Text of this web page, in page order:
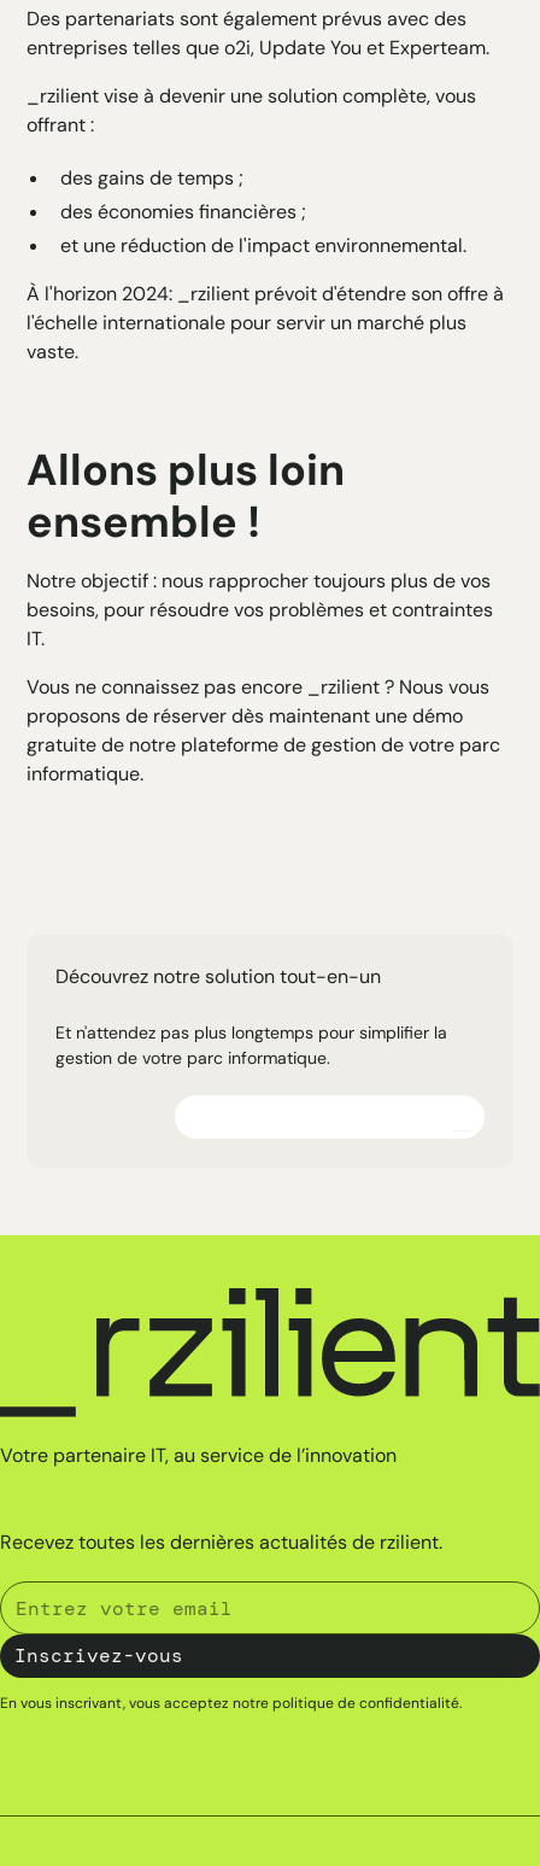
Découvrez notre solution tout-en-un
Et n'attendez pas plus longtemps pour simplifier la
gestion de votre parc informatique.
Des partenariats sont également prévus avec des
entreprises telles que o2i, Update You et Experteam.
_rzilient vise à devenir une solution complète, vous
offrant :
des gains de temps ;
des économies financières ;
et une réduction de l'impact environnemental.
À l'horizon 2024: _rzilient prévoit d'étendre son offre à
l'échelle internationale pour servir un marché plus
vaste.
Allons plus loin
ensemble !
Notre objectif : nous rapprocher toujours plus de vos
besoins, pour résoudre vos problèmes et contraintes
IT.
Vous ne connaissez pas encore _rzilient ? Nous vous
proposons de réserver dès maintenant une démo
gratuite de notre plateformede gestion de votre parc
informatique.
Votre partenaire IT, au service de l’innovation
Recevez toutes les dernières actualités de rzilient.
En vous inscrivant, vous acceptez notrepolitique de confidentialité.